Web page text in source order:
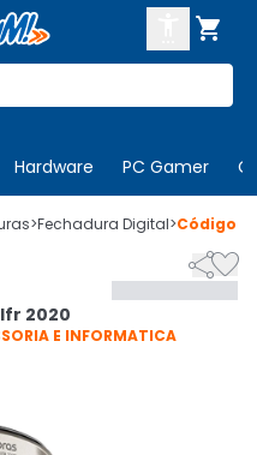

Hardware PC Gamer
SE
>Fechadura Digital>Código

2020
E INFORMATICA